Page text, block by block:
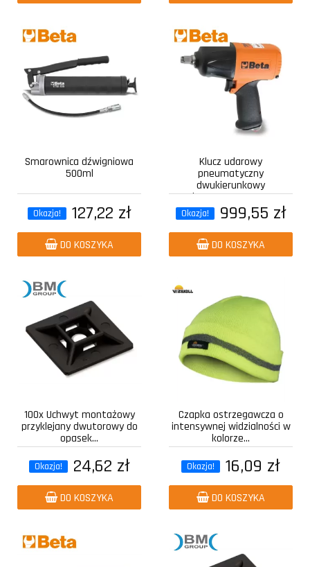
Smarownica dźwigniowa
500ml
Okazja! 127,22 zł
DO KOSZYKA
Klucz udarowy
pneumatyczny
dwukierunkowy
kompozytowy z...
Okazja! 999,55 zł
DO KOSZYKA
100x Uchwyt montażowy
przyklejany dwutorowy do
opasek...
Okazja! 24,62 zł
DO KOSZYKA
Czapka ostrzegawcza o
intensywnej widzialności w
kolorze...
Okazja! 16,09 zł
DO KOSZYKA